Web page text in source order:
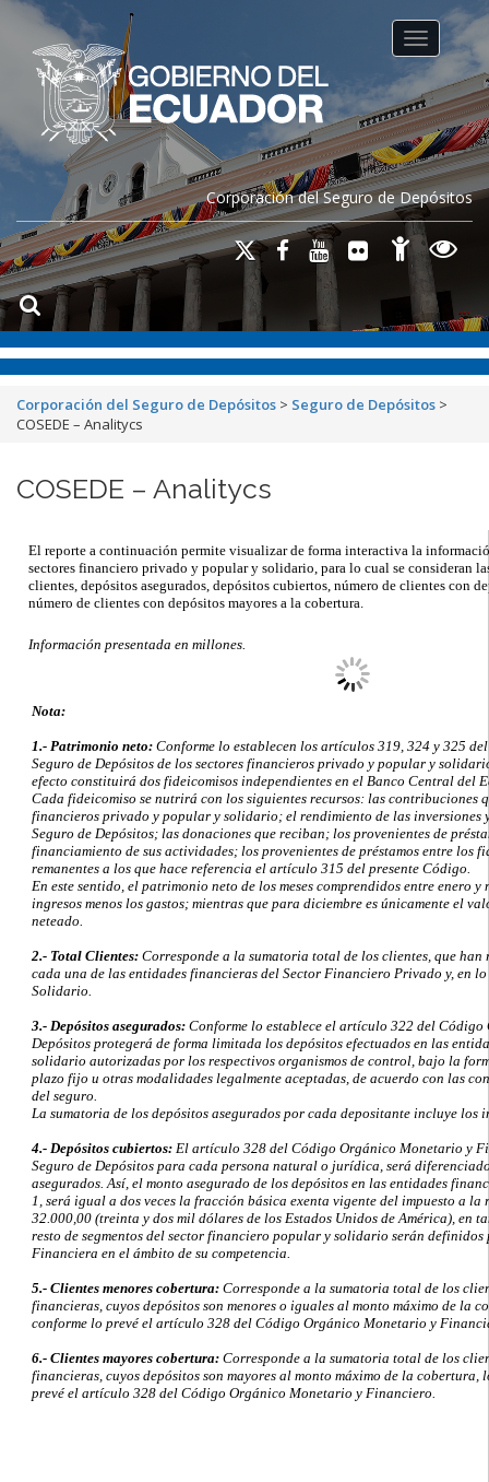
Corporación del Seguro de Depósitos
Toggle
Corporación del Seguro de Depósitos > Seguro de Depósitos >
COSEDE – Analitycs
COSEDE – Analitycs